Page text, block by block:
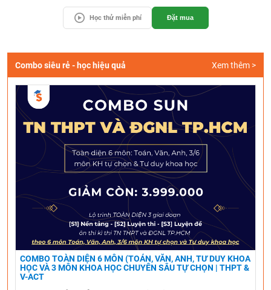
Học thử miễn phí Đặt mua
Combo siêu rẻ - học hiệu quả Xem thêm >
COMBO TOÀN DIỆN 6 MÔN (TOÁN, VĂN, ANH, TƯ DUY KHOA
HỌC VÀ 3 MÔN KHOA HỌC CHUYÊN SÂU TỰ CHỌN | THPT &
V-ACT